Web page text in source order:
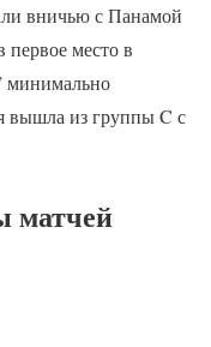
вничью с Панамой
первое место в
минимально
вышла из группы C с
матчей